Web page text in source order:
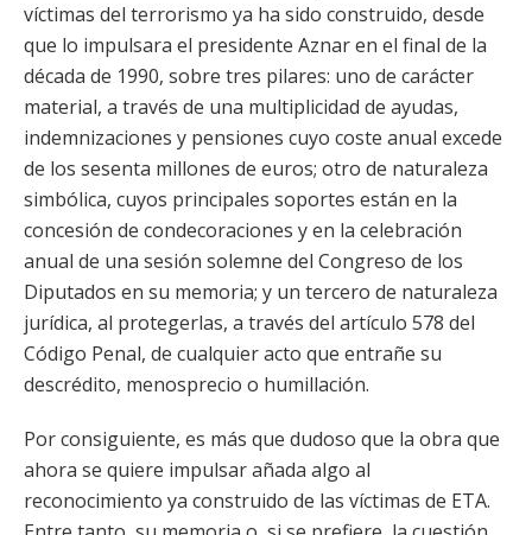
víctimas del terrorismo ya ha sido construido, desde
que lo impulsara el presidente Aznar en el final de la
década de 1990, sobre tres pilares: uno de carácter
material, a través de una multiplicidad de ayudas,
indemnizaciones y pensiones cuyo coste anual excede
de los sesenta millones de euros; otro de naturaleza
simbólica, cuyos principales soportes están en la
concesión de condecoraciones y en la celebración
anual de una sesión solemne del Congreso de los
Diputados en su memoria; y un tercero de naturaleza
jurídica, al protegerlas, a través del artículo 578 del
Código Penal, de cualquier acto que entrañe su
descrédito, menosprecio o humillación.
Por consiguiente, es más que dudoso que la obra que
ahora se quiere impulsar añada algo al
reconocimiento ya construido de las víctimas de ETA.